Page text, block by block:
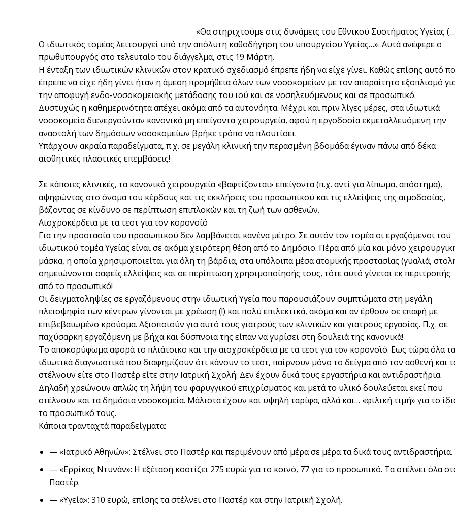
«Θα στηριχτούμε στις δυνάμεις του Εθνικού Συστήματος Υγείας
Ο ιδιωτικός τομέας λειτουργεί υπό την απόλυτη καθοδήγηση του υπουργείου Υγείας…». Aυτά ανέφερε ο
πρωθυπουργός στο τελευταίο του διάγγελμα, στις 19 Μάρτη.
Η ένταξη των ιδιωτικών κλινικών στον κρατικό σχεδιασμό έπρεπε ήδη να είχε γίνει. Καθώς επίσης αυτό
έπρεπε να είχε ήδη γίνει ήταν η άμεση προμήθεια όλων των νοσοκομείων με τον απαραίτητο εξοπλισμό
την αποφυγή ενδο-νοσοκομειακής μετάδοσης του ιού και σε νοσηλευόμενους και σε προσωπικό.
Δυστυχώς η καθημερινότητα απέχει ακόμα από τα αυτονόητα. Μέχρι και πριν λίγες μέρες, στα ιδιωτικά
νοσοκομεία διενεργούνταν κανονικά μη επείγοντα χειρουργεία, αφού η εργοδοσία εκμεταλλευόμενη την
αναστολή των δημόσιων νοσοκομείων βρήκε τρόπο να πλουτίσει.
Υπάρχουν ακραία παραδείγματα, π.χ. σε μεγάλη κλινική την περασμένη βδομάδα έγιναν πάνω από δέκα
αισθητικές πλαστικές επεμβάσεις!
Σε κάποιες κλινικές, τα κανονικά χειρουργεία «βαφτίζονται» επείγοντα (π.χ. αντί για λίπωμα, απόστημα),
αψηφώντας στο όνομα του κέρδους και τις εκκλήσεις του προσωπικού και τις ελλείψεις της αιμοδοσίας,
βάζοντας σε κίνδυνο σε περίπτωση επιπλοκών και τη ζωή των ασθενών.
Αισχροκέρδεια με τα τεστ για τον κορονοϊό
Για την προστασία του προσωπικού δεν λαμβάνεται κανένα μέτρο. Σε αυτόν τον τομέα οι εργαζόμενοι του
ιδιωτικού τομέα Υγείας είναι σε ακόμα χειρότερη θέση από το Δημόσιο. Πέρα από μία και μόνο
μάσκα, η οποία χρησιμοποιείται για όλη τη βάρδια, στα υπόλοιπα μέσα ατομικής προστασίας (γυαλιά,
σημειώνονται σαφείς ελλείψεις και σε περίπτωση χρησιμοποίησής τους, τότε αυτό γίνεται εκ περιτροπής
από το προσωπικό!
Οι δειγματοληψίες σε εργαζόμενους στην ιδιωτική Υγεία που παρουσιάζουν συμπτώματα στη μεγάλη
πλειοψηφία των κέντρων γίνονται με χρέωση (!) και πολύ επιλεκτικά, ακόμα και αν έρθουν σε επαφή με
επιβεβαιωμένο κρούσμα. Αξιοποιούν για αυτό τους γιατρούς των κλινικών και γιατρούς εργασίας. Π.χ. σε
παχύσαρκη εργαζόμενη με βήχα και δύσπνοια της είπαν να γυρίσει στη δουλειά της κανονικά!
Το αποκορύφωμα αφορά το πλιάτσικο και την αισχροκέρδεια με τα τεστ για τον κορονοϊό. Εως τώρα όλα τα
ιδιωτικά διαγνωστικά που διαφημίζουν ότι κάνουν το τεστ, παίρνουν μόνο το δείγμα από τον ασθενή και
στέλνουν είτε στο Παστέρ είτε στην Ιατρική Σχολή. Δεν έχουν δικά τους εργαστήρια και αντιδραστήρια.
Δηλαδή χρεώνουν απλώς τη λήψη του φαρυγγικού επιχρίσματος και μετά το υλικό δουλεύεται εκεί που
στέλνουν και τα δημόσια νοσοκομεία. Μάλιστα έχουν και υψηλή ταρίφα, αλλά και… «φιλική τιμή» για το
το προσωπικό τους.
Κάποια τρανταχτά παραδείγματα:
— «Ιατρικό Αθηνών»: Στέλνει στο Παστέρ και περιμένουν από μέρα σε μέρα τα δικά τους αντιδραστήρια.
— «Ερρίκος Ντυνάν»: Η εξέταση κοστίζει 275 ευρώ για το κοινό, 77 για το προσωπικό. Τα στέλνει όλα
Παστέρ.
— «Υγεία»: 310 ευρώ, επίσης τα στέλνει στο Παστέρ και στην Ιατρική Σχολή.